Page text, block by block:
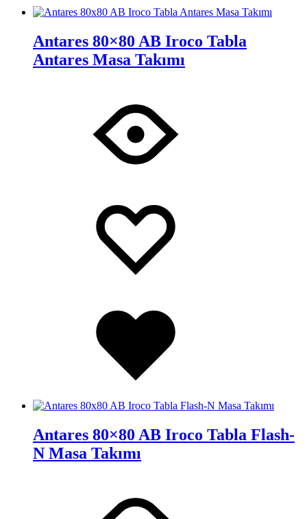
Antares 80×80 AB Iroco Tabla
Antares Masa Takımı
Antares 80×80 AB Iroco Tabla Flash-
N Masa Takımı